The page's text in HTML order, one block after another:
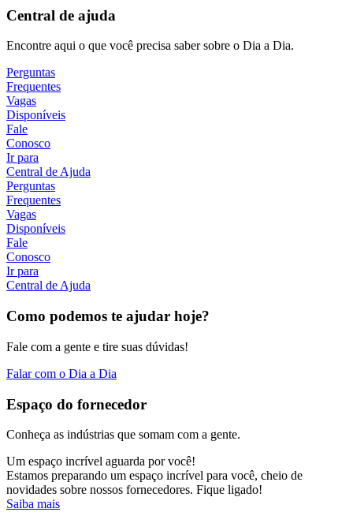
Central de ajuda
Encontre aqui o que você precisa saber sobre o Dia a Dia.
Perguntas
Frequentes
Vagas
Disponíveis
Fale
Conosco
Ir para
Central de Ajuda
Perguntas
Frequentes
Vagas
Disponíveis
Fale
Conosco
Ir para
Central de Ajuda
Como podemos te ajudar hoje?
Fale com a gente e tire suas dúvidas!
Falar com o Dia a Dia
Espaço do fornecedor
Conheça as indústrias que somam com a gente.
Um espaço incrível aguarda por você!
Estamos preparando um espaço incrível para você, cheio de
novidades sobre nossos fornecedores. Fique ligado!
Saiba mais